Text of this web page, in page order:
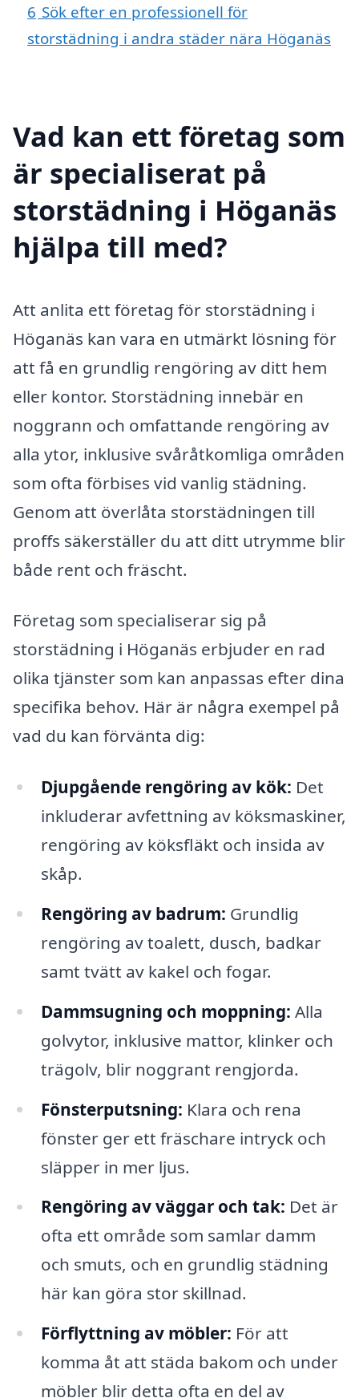
6 Sök efter en professionell för
storstädning i andra städer nära Höganäs
Vad kan ett företag som
är specialiserat på
storstädning i Höganäs
hjälpa till med?
Att anlita ett företag för storstädning i
Höganäs kan vara en utmärkt lösning för
att få en grundlig rengöring av ditt hem
eller kontor. Storstädning innebär en
noggrann och omfattande rengöring av
alla ytor, inklusive svåråtkomliga områden
som ofta förbises vid vanlig städning.
Genom att överlåta storstädningen till
proffs säkerställer du att ditt utrymme blir
både rent och fräscht.
Företag som specialiserar sig på
storstädning i Höganäs erbjuder en rad
olika tjänster som kan anpassas efter dina
specifika behov. Här är några exempel på
vad du kan förvänta dig:
Djupgående rengöring av kök: Det
inkluderar avfettning av köksmaskiner,
rengöring av köksfläkt och insida av
skåp.
Rengöring av badrum: Grundlig
rengöring av toalett, dusch, badkar
samt tvätt av kakel och fogar.
Dammsugning och moppning: Alla
golvytor, inklusive mattor, klinker och
trägolv, blir noggrant rengjorda.
Fönsterputsning: Klara och rena
fönster ger ett fräschare intryck och
släpper in mer ljus.
Rengöring av väggar och tak: Det är
ofta ett område som samlar damm
och smuts, och en grundlig städning
här kan göra stor skillnad.
Förflyttning av möbler: För att
komma åt att städa bakom och under
möbler blir detta ofta en del av